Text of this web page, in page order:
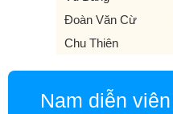
Đoàn Văn Cừ
Chu Thiên
Nam diễn